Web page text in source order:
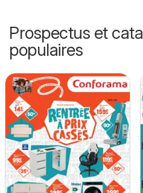
Prospectus et
populaires